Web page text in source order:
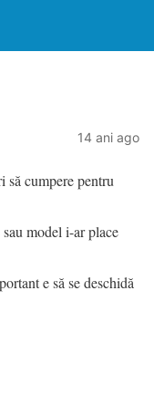
14 ani ago
să cumpere pentru
model i-ar place
e să se deschidă